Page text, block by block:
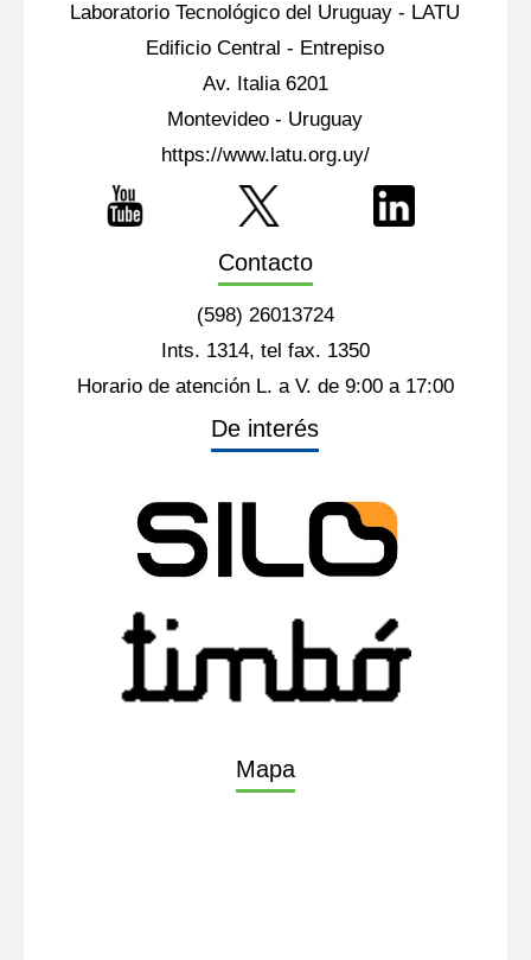
Laboratorio Tecnológico del Uruguay - LATU
Edificio Central - Entrepiso
Av. Italia 6201
Montevideo - Uruguay
https://www.latu.org.uy/
Contacto
(598) 26013724
Ints. 1314, tel fax. 1350
Horario de atención L. a V. de 9:00 a 17:00
De interés
Mapa